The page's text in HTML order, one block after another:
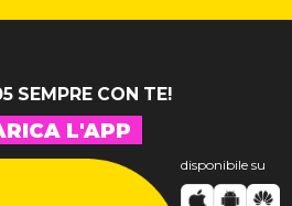
SEMPRE CON TE!
L'APP
disponibile su